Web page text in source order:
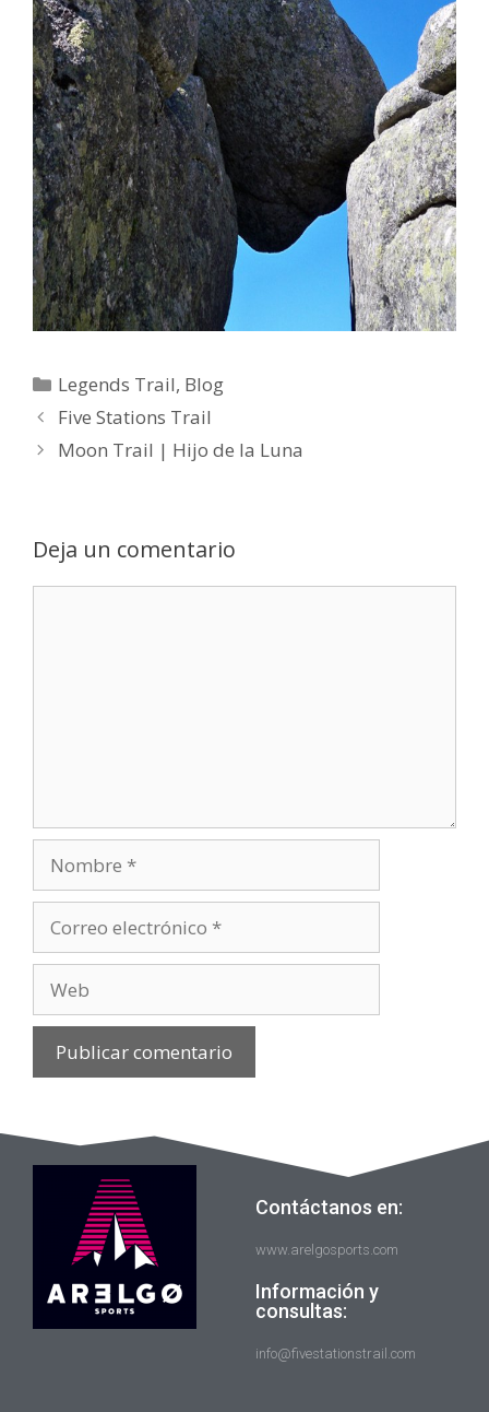
Legends Trail, Blog
Five Stations Trail
Moon Trail | Hijo de la Luna
Deja un comentario
Contáctanos en:
www.arelgosports.com
Información y
consultas:
info@fivestationstrail.com